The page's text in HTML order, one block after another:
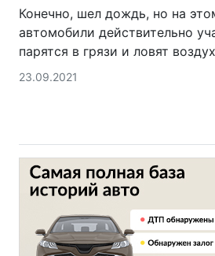
Конечно, шел дождь, но на
автомобили действительно
парятся в грязи и ловят воздух
23.09.2021